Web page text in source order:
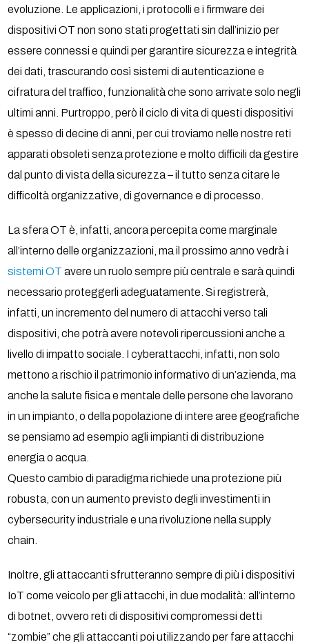
evoluzione. Le applicazioni, i protocolli e i firmware dei
dispositivi OT non sono stati progettati sin dall’inizio per
essere connessi e quindi per garantire sicurezza e integrità
dei dati, trascurando così sistemi di autenticazione e
cifratura del traffico, funzionalità che sono arrivate solo negli
ultimi anni. Purtroppo, però il ciclo di vita di questi dispositivi
è spesso di decine di anni, per cui troviamo nelle nostre reti
apparati obsoleti senza protezione e molto difficili da gestire
dal punto di vista della sicurezza – il tutto senza citare le
difficoltà organizzative, di governance e di processo.
La sfera OT è, infatti, ancora percepita come marginale
all’interno delle organizzazioni, ma il prossimo anno vedrà i
sistemi OT avere un ruolo sempre più centrale e sarà quindi
necessario proteggerli adeguatamente. Si registrerà,
infatti, un incremento del numero di attacchi verso tali
dispositivi, che potrà avere notevoli ripercussioni anche a
livello di impatto sociale. I cyberattacchi, infatti, non solo
mettono a rischio il patrimonio informativo di un’azienda, ma
anche la salute fisica e mentale delle persone che lavorano
in un impianto, o della popolazione di intere aree geografiche
se pensiamo ad esempio agli impianti di distribuzione
energia o acqua.
Questo cambio di paradigma richiede una protezione più
robusta, con un aumento previsto degli investimenti in
cybersecurity industriale e una rivoluzione nella supply
chain.
Inoltre, gli attaccanti sfrutteranno sempre di più i dispositivi
IoT come veicolo per gli attacchi, in due modalità: all’interno
di botnet, ovvero reti di dispositivi compromessi detti
“zombie” che gli attaccanti poi utilizzando per fare attacchi